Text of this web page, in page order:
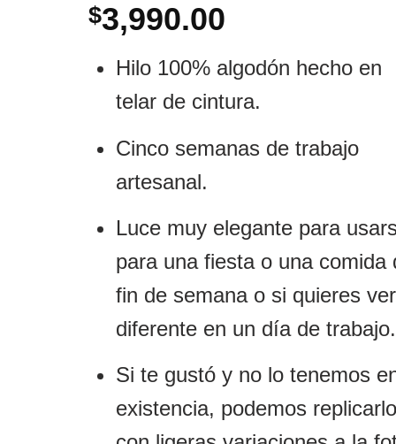
$3,990.00
Hilo 100% algodón hecho en
telar de cintura.
Cinco semanas de trabajo
artesanal.
Luce muy elegante para
para una fiesta o una comida
fin de semana o si quieres
diferente en un día de trabajo.
Si te gustó y no lo tenemos
existencia, podemos replicarlo